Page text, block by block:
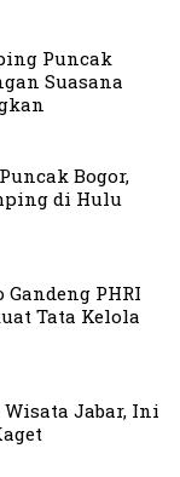
Puncak
Suasana
Bogor,
di Hulu
PHRI
Tata Kelola
Jabar, Ini